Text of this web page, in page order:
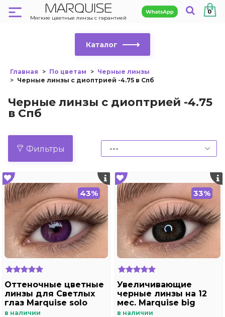
MARQUISE
Мягкие цветные линзы с гарантией
0
Каталог
Главная По цветам
Черные линзы
Черные линзы с диоптрией -4.75 в Спб
Черные линзы с диоптрией -4.75
в Спб
Фильтры
43%
Оттеночные цветные
линзы для Светлых
глаз Marquise solo
violet (фиолетовый)
в наличии
33%
Увеличивающие
черные линзы на 12
мес. Marquise big
black - gray
в наличии